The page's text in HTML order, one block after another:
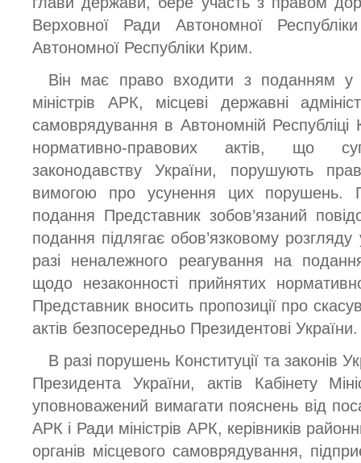
Верховної Ради Автономної
Автономної Республіки Крим.
Він має право входити з поданням
міністрів АРК, місцеві державні
самоврядування в Автономній
нормативно-правових актів, що
законодавству України, порушують
вимогою про усунення цих порушень.
подання Представник зобов’язаний
подання підлягає обов’язковому
разі неналежного реагування на
щодо незаконності прийнятих
Представник вносить пропозиції про
актів безпосередньо Президентові України.
В разі порушень Конституції та законів
Президента України, актів Кабінету
уповноважений вимагати пояснень від
АРК і Ради міністрів АРК, керівників
органів місцевого самоврядування,